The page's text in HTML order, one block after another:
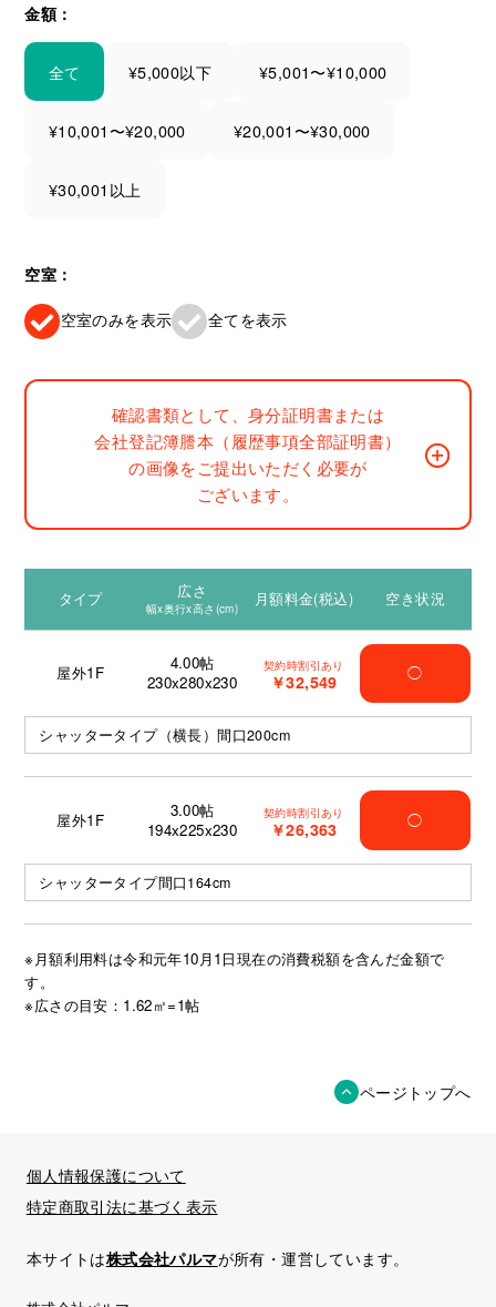
金額：
全て ¥5,000以下 ¥5,001〜¥10,000
¥10,001〜¥20,000 ¥20,001〜¥30,000
¥30,001以上
空室：
空室のみを表示 全てを表示
確認書類として、身分証明書または
会社登記簿謄本（履歴事項全部証明書）
の画像をご提出いただく必要が
ございます。
タイプ 広さ
幅x奥行x高さ(cm) 月額料金(税込) 空き状況
屋外1F 4.00帖
230x280x230
契約時割引あり
￥32,549 ◯
シャッタータイプ（横長）間口200cm
屋外1F 3.00帖
194x225x230
契約時割引あり
￥26,363 ◯
シャッタータイプ間口164cm
※月額利用料は令和元年10月1日現在の消費税額を含んだ金額で
す。
※広さの目安：1.62㎡=1帖
ページトップへ
個人情報保護について
特定商取引法に基づく表示
本サイトは株式会社パルマが所有・運営しています。